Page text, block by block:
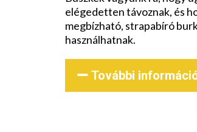
elégedetten távoznak, és
megbízható, strapabíró
használhatnak.
További